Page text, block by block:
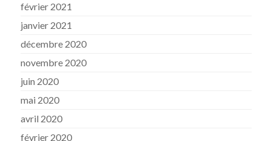
février 2021
janvier 2021
décembre 2020
novembre 2020
juin 2020
mai 2020
avril 2020
février 2020